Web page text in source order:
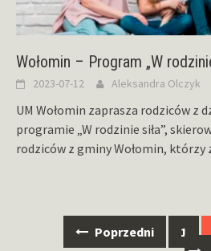
Wołomin – Program „W
2023-07-12 Aleksandra Olczyk
UM Wołomin zaprasza rodziców z
programie „W rodzinie siła”,
rodziców z gminy Wołomin, którzy
Nawigacja Poprzedni 1